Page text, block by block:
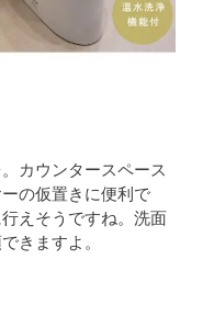
カウンタースペース
の仮置きに便利で
えそうですね。洗面
きますよ。